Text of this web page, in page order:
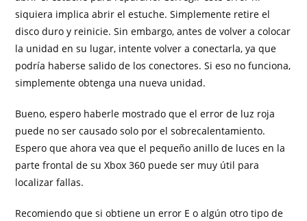
siquiera implica abrir el estuche. Simplemente retire el
disco duro y reinicie. Sin embargo, antes de volver a colocar
la unidad en su lugar, intente volver a conectarla, ya que
podría haberse salido de los conectores. Si eso no funciona,
simplemente obtenga una nueva unidad.
Bueno, espero haberle mostrado que el error de luz roja
puede no ser causado solo por el sobrecalentamiento.
Espero que ahora vea que el pequeño anillo de luces en la
parte frontal de su Xbox 360 puede ser muy útil para
localizar fallas.
Recomiendo que si obtiene un error E o algún otro tipo de